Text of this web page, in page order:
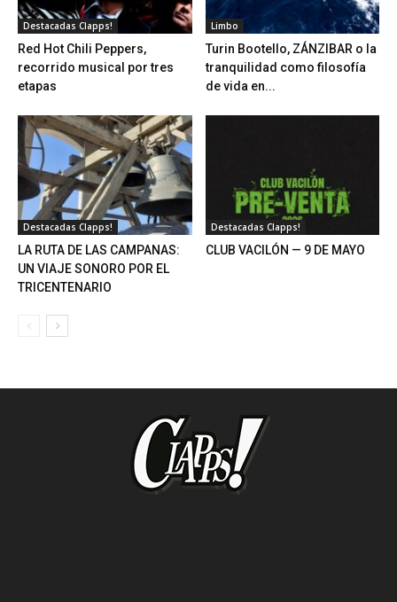
Destacadas Clapps!
Red Hot Chili Peppers,
recorrido musical por tres
etapas
Limbo
Turin Bootello, ZÁNZIBAR o la
tranquilidad como filosofía
de vida en...
Destacadas Clapps!
LA RUTA DE LAS CAMPANAS:
UN VIAJE SONORO POR EL
TRICENTENARIO
Destacadas Clapps!
CLUB VACILÓN — 9 DE MAYO